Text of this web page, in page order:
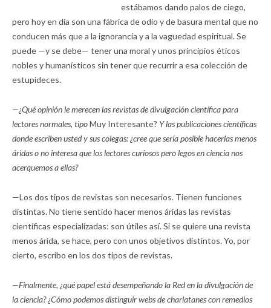
estábamos dando palos de ciego,
pero hoy en día son una fábrica de odio y de basura mental que no
conducen más que a la ignorancia y a la vaguedad espiritual. Se
puede —y se debe— tener una moral y unos principios éticos
nobles y humanísticos sin tener que recurrir a esa colección de
estupideces.
—¿Qué opinión le merecen las revistas de divulgación científica para
lectores normales, tipoMuy Interesante? Y las publicaciones científicas
donde escriben usted y sus colegas: ¿cree que sería posible hacerlas menos
áridas o no interesa que los lectores curiosos pero legos en ciencia nos
acerquemos a ellas?
—Los dos tipos de revistas son necesarios. Tienen funciones
distintas. No tiene sentido hacer menos áridas las revistas
científicas especializadas: son útiles así. Si se quiere una revista
menos árida, se hace, pero con unos objetivos distintos. Yo, por
cierto, escribo en los dos tipos de revistas.
—Finalmente, ¿qué papel está desempeñando la Red en la divulgación de
la ciencia? ¿Cómo podemos distinguir webs de charlatanes con remedios